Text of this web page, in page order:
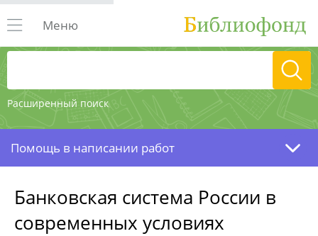
Расширенный поиск
Меню
Помощь в написании работ
Банковская система России в
современных условиях